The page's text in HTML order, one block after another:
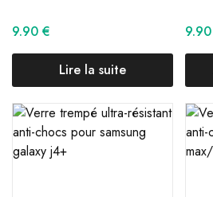
9.90 €
Lire la suite
9.90